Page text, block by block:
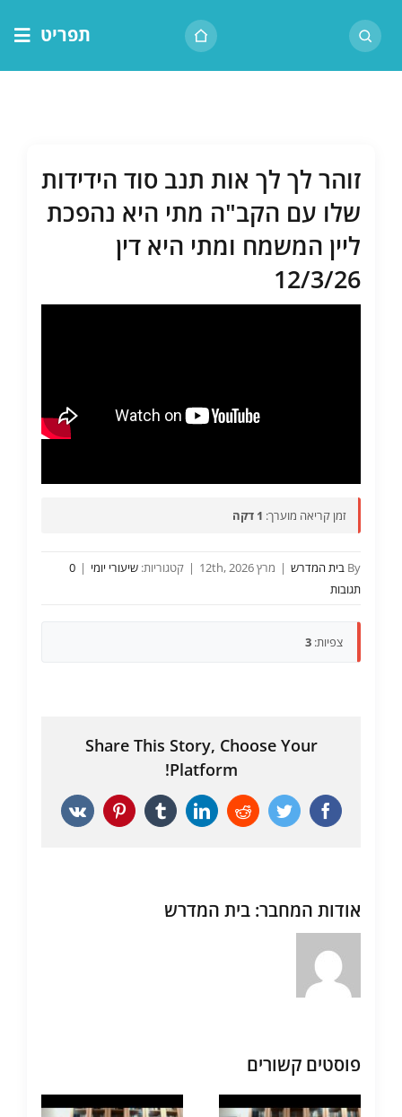
לתוכן
תפריט
שיעור יומי
מאמרים
זוהר לך לך אות תנב סוד הידידות
שלו עם הקב"ה מתי היא נהפכת
ליין המשמח ומתי היא דין
12/3/26
זמן קריאה מוערך: 1 דקה
By בית המדרש | מרץ 12th, 2026 | קטגוריות: שיעורי יומי |
0
תגובות
צפיות: 3
Share This Story, Choose Your
Platform!
Facebook
Twitter
Reddit
LinkedIn
Tumblr
Pinterest
Vk
אודות המחבר: בית המדרש
פוסטים קשורים